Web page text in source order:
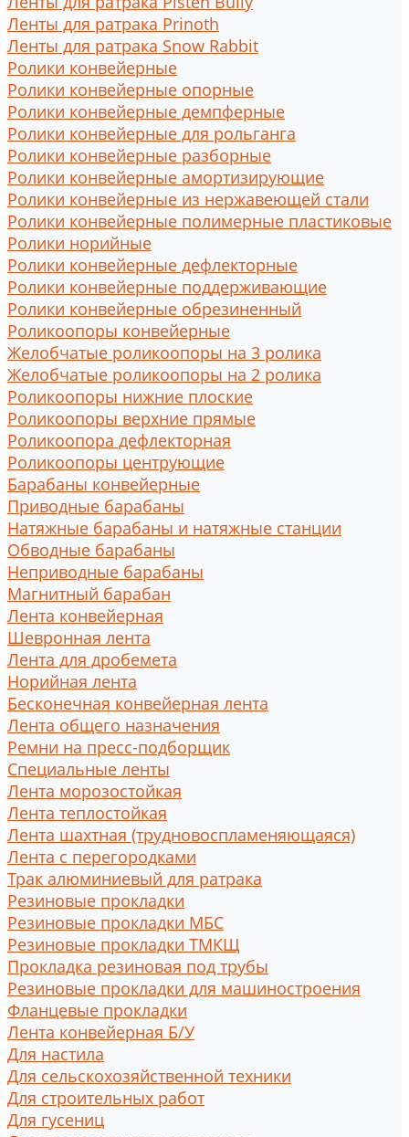
Ленты для ратрака Prinoth
Ленты для ратрака Snow Rabbit
Ролики конвейерные
Ролики конвейерные опорные
Ролики конвейерные демпферные
Ролики конвейерные для рольганга
Ролики конвейерные разборные
Ролики конвейерные амортизирующие
Ролики конвейерные из нержавеющей стали
Ролики конвейерные полимерные пластиковые
Ролики норийные
Ролики конвейерные дефлекторные
Ролики конвейерные поддерживающие
Ролики конвейерные обрезиненный
Роликоопоры конвейерные
Желобчатые роликоопоры на 3 ролика
Желобчатые роликоопоры на 2 ролика
Роликоопоры нижние плоские
Роликоопоры верхние прямые
Роликоопора дефлекторная
Роликоопоры центрующие
Барабаны конвейерные
Приводные барабаны
Натяжные барабаны и натяжные станции
Обводные барабаны
Неприводные барабаны
Магнитный барабан
Лента конвейерная
Шевронная лента
Лента для дробемета
Норийная лента
Бесконечная конвейерная лента
Лента общего назначения
Ремни на пресс-подборщик
Специальные ленты
Лента морозостойкая
Лента теплостойкая
Лента шахтная (трудновоспламеняющаяся)
Лента с перегородками
Трак алюминиевый для ратрака
Резиновые прокладки
Резиновые прокладки МБС
Резиновые прокладки ТМКЩ
Прокладка резиновая под трубы
Резиновые прокладки для машиностроения
Фланцевые прокладки
Лента конвейерная Б/У
Для настила
Для сельскохозяйственной техники
Для строительных работ
Для гусениц